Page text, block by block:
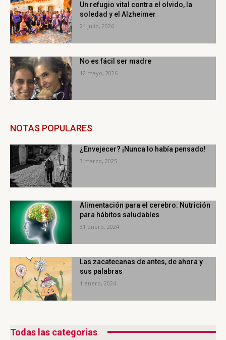
Un refugio vital contra el olvido, la
soledad y el Alzheimer
24 julio, 2026
No es fácil ser madre
12 mayo, 2026
NOTAS POPULARES
¿Envejecer? ¡Nunca lo había pensado!
3 marzo, 2025
Alimentación para el cerebro: Nutrición
para hábitos saludables
31 enero, 2024
Las zacatecanas de antes, de ahora y
sus palabras
1 enero, 2024
Todas las categorias